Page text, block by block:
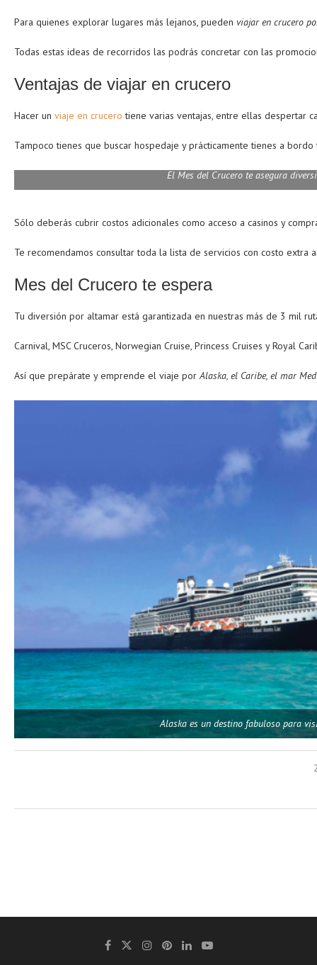
Para quienes explorar lugares más lejanos, pueden viajar en crucero
Todas estas ideas de recorridos las podrás concretar con las
Ventajas de viajar en crucero
Hacer un viaje en crucero tiene varias ventajas, entre ellas despertar
Tampoco tienes que buscar hospedaje y prácticamente tienes a
El Mes del Crucero te asegura
Sólo deberás cubrir costos adicionales como acceso a casinos y
Te recomendamos consultar toda la lista de servicios con costo extra
Mes del Crucero te espera
Tu diversión por altamar está garantizada en nuestras más de 3 mil
Carnival, MSC Cruceros, Norwegian Cruise, Princess Cruises y Royal
Así que prepárate y emprende el viaje porAlaska, el Caribe, el mar
Alaska es un destino fabuloso para